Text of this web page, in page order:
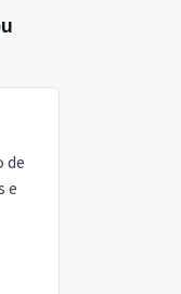
de
e